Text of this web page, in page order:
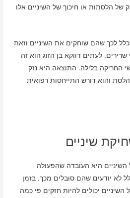
של הלסתות או חיכוך של השיניים אלו
לכך שהם שוחקים את השיניים וזאת
לעתים דווקא בן הזוג הוא זה
בלילה. התוצאה היא נזק
והוא דורש התייחסות רפואית
שיניים
היא העובדה שהפעולה
לא יודעים שהם סובלים מכך. בזמן
יכולים להיות חזקים פי כמה